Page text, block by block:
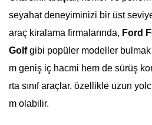
seyahat deneyiminizi bir üst
araç kiralama firmalarında, Ford
Golfgibi popüler modeller
m geniş iç hacmi hem de sürüş
rta sınıf araçlar, özellikle uzun
m olabilir.